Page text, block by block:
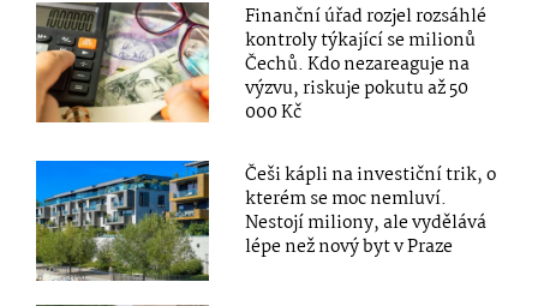
Finanční úřad rozjel rozsáhlé
kontroly týkající se milionů
Čechů. Kdo nezareaguje na
výzvu, riskuje pokutu až 50
000 Kč
Češi kápli na investiční trik, o
kterém se moc nemluví.
Nestojí miliony, ale vydělává
lépe než nový byt v Praze